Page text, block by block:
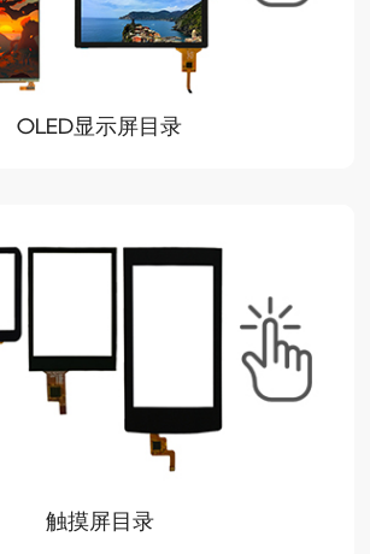
OLED显示屏目录
触摸屏目录